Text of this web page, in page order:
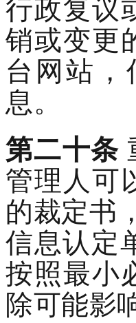
行政复议
销或变更
台网站 ，
息。
第二十条
管理人可
的裁定书
信息认定
按照最小
除可能影